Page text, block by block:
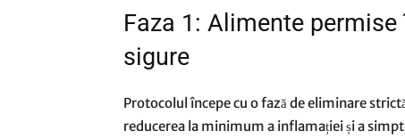
Faza 1: Alimente
sigure
Protocolul începe cu o fază de eliminare
reducerea la minimum a inflamației și a